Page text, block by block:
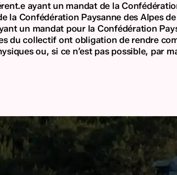
ayant un mandat de la
la Confédération Paysanne des Alpes
un mandat pour la Confédération
du collectif ont obligation de rendre
ou, si ce n’est pas possible, par